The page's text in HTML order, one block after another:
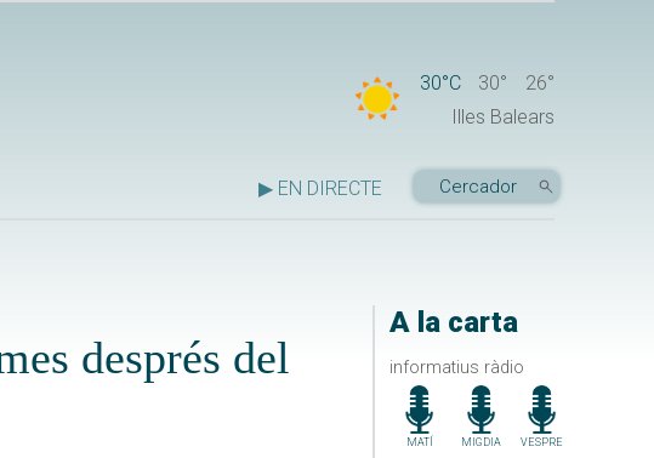
30°C 30°
26°
Illes Balears
▶ EN DIRECTE
A la carta
informatius ràdio
MATÍ MIGDIA VESPRE
després del